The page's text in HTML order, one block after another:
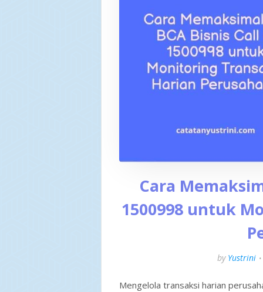
Cara
1500998 untuk
by Yustrini
Mengelola transaksi harian